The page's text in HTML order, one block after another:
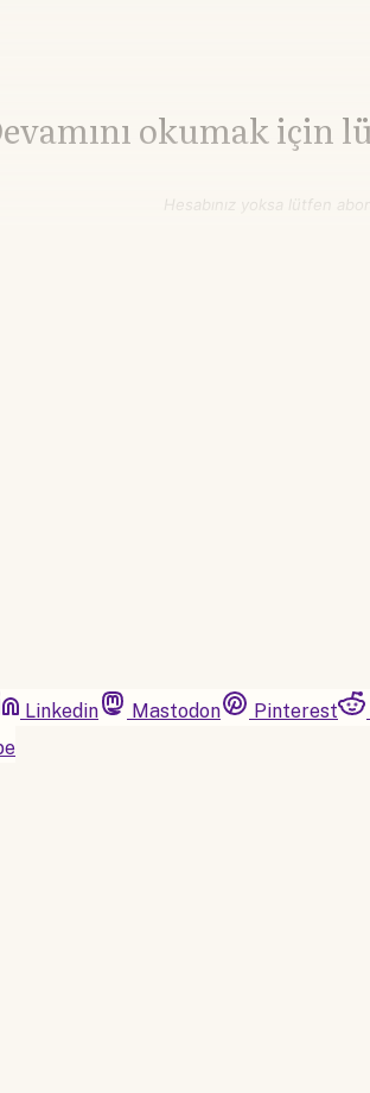
okumak için
Hesabınız yoksa lütfen
Linkedin Mastodon Pinterest